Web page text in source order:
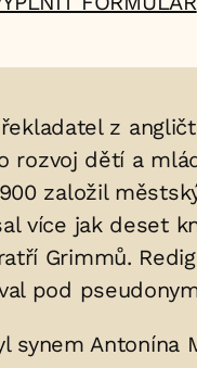
z
dětí a
založil
více jak deset
Grimmů.
pod
synem